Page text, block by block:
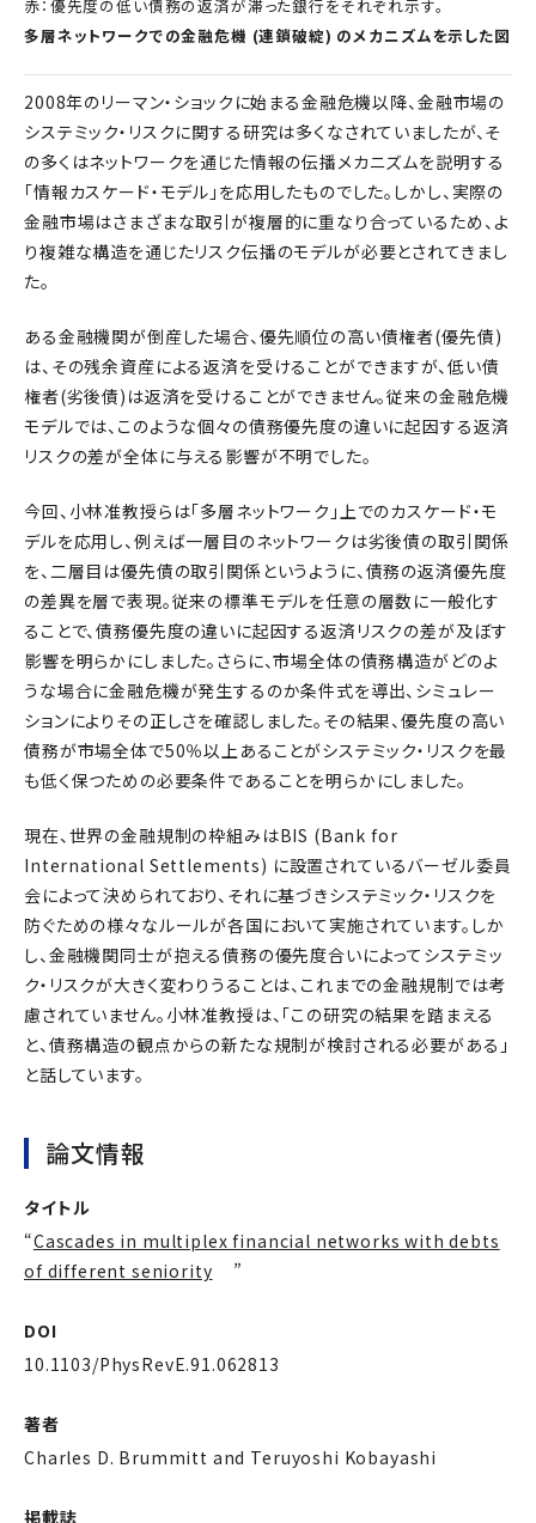
多層ネットワークでの金融危機 (連鎖破綻) のメカニズムを示した図
赤：優先度の低い債務の返済が滞った銀行をそれぞれ示す。
2008年のリーマン・ショックに始まる金融危機以降、金融市場の
システミック・リスクに関する研究は多くなされていましたが、そ
の多くはネットワークを通じた情報の伝播メカニズムを説明する
「情報カスケード・モデル」を応用したものでした。しかし、実際の
金融市場はさまざまな取引が複層的に重なり合っているため、よ
り複雑な構造を通じたリスク伝播のモデルが必要とされてきまし
た。
ある金融機関が倒産した場合、優先順位の高い債権者(優先債)
は、その残余資産による返済を受けることができますが、低い債
権者(劣後債)は返済を受けることができません。従来の金融危機
モデルでは、このような個々の債務優先度の違いに起因する返済
リスクの差が全体に与える影響が不明でした。
今回、小林准教授らは「多層ネットワーク」上でのカスケード・モ
デルを応用し、例えば一層目のネットワークは劣後債の取引関係
を、二層目は優先債の取引関係というように、債務の返済優先度
の差異を層で表現。従来の標準モデルを任意の層数に一般化す
ることで、債務優先度の違いに起因する返済リスクの差が及ぼす
影響を明らかにしました。さらに、市場全体の債務構造がどのよ
うな場合に金融危機が発生するのか条件式を導出、シミュレー
ションによりその正しさを確認しました。その結果、優先度の高い
債務が市場全体で50％以上あることがシステミック・リスクを最
も低く保つための必要条件であることを明らかにしました。
現在、世界の金融規制の枠組みはBIS (Bank for
International Settlements) に設置されているバーゼル委員
会によって決められており、それに基づきシステミック・リスクを
防ぐための様々なルールが各国において実施されています。しか
し、金融機関同士が抱える債務の優先度合いによってシステミッ
ク・リスクが大きく変わりうることは、これまでの金融規制では考
慮されていません。小林准教授は、「この研究の結果を踏まえる
と、債務構造の観点からの新たな規制が検討される必要がある」
と話しています。
論文情報
タイトル
“Cascades in multiplex financial networks with debts
of different seniority
”
DOI
10.1103/PhysRevE.91.062813
著者
Charles D. Brummitt and Teruyoshi Kobayashi
掲載誌